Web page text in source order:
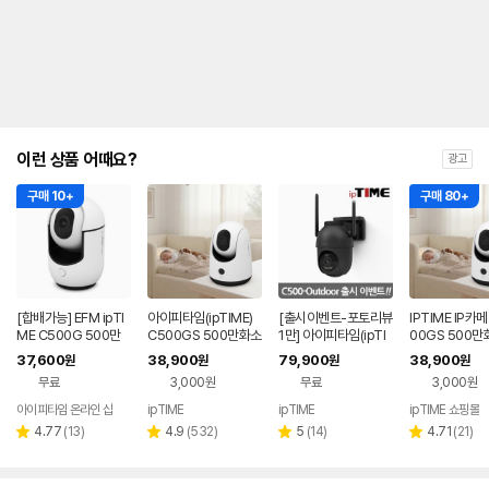
이런 상품 어때요? 광고
구매 10+
[합배가능] EFM ipTI
ME C500G 500만
화소 홈 CCTV IP 카
메라
37,600원
무료
아이피타임 온라인 샵
별 4.77 리
(13)
아이피타임(ipTIME)
C500GS 500만화소
가정용 홈캠 펫캠 베이
비캠 국내 서버 홈CC
38,900원
3,000원
ipTIME
별 4.9 리
(532)
[출시이벤트-포토리뷰
1만] 아이피타임(ipTI
ME) C500-OUTDO
OR 실외용 IP 카메라
대한민국 서버 기반 5
K 아웃도어 CCTV
79,900원
무료
ipTIME
별 5 리
(14)
구매 80+
IPTIME IP카
00GS 500만
선 홈 CCTV
캠 베이비캠
38,900원
3,000원
ipTIME 쇼핑몰
별 4.71 리
(21)